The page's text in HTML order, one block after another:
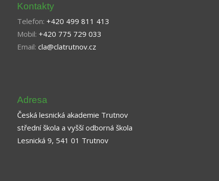
Kontakty
Telefon: +420 499 811 413
Mobil: +420 775 729 033
Email: cla@clatrutnov.cz
Adresa
Česká lesnická akademie Trutnov
střední škola a vyšší odborná škola
Lesnická 9, 541 01 Trutnov